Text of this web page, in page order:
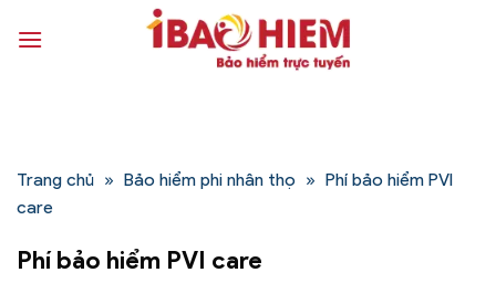
qua
Trang chủ » Bảo hiểm phi nhân thọ » Phí bảo hiểm PVI
care
Phí bảo hiểm PVI care